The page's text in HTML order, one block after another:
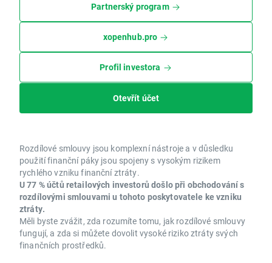
Partnerský program
xopenhub.pro
Profil investora
Otevřít účet
Rozdílové smlouvy jsou komplexní nástroje a v důsledku
použití finanční páky jsou spojeny s vysokým rizikem
rychlého vzniku finanční ztráty.
U 77 % účtů retailových investorů došlo při obchodování s
rozdílovými smlouvami u tohoto poskytovatele ke vzniku
ztráty.
Měli byste zvážit, zda rozumíte tomu, jak rozdílové smlouvy
fungují, a zda si můžete dovolit vysoké riziko ztráty svých
finančních prostředků.